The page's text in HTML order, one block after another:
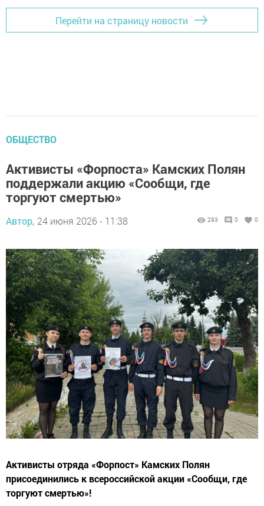
Перейти на страницу новости
ОБЩЕСТВО
Активисты «Форпоста» Камских Полян
поддержали акцию «Сообщи, где
торгуют смертью»
Автор, 24 июня 2026 - 11:38 293 0 0
Активисты отряда «Форпост» Камских Полян
присоединились к всероссийской акции «Сообщи, где
торгуют смертью»!